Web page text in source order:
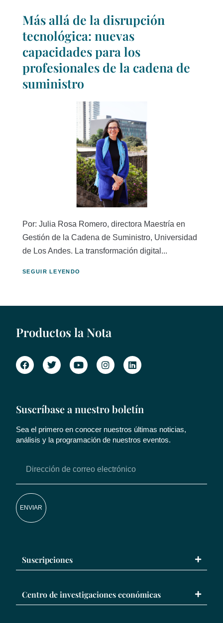
Más allá de la disrupción
tecnológica: nuevas
capacidades para los
profesionales de la cadena de
suministro
Por: Julia Rosa Romero, directora Maestría en
Gestión de la Cadena de Suministro, Universidad
de Los Andes. La transformación digital...
SEGUIR LEYENDO
Productos la Nota
Suscríbase a nuestro boletín
Sea el primero en conocer nuestros últimas noticias,
análisis y la programación de nuestros eventos.
ENVIAR
Suscripciones
Centro de investigaciones económicas